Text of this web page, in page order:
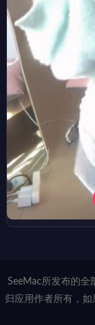
SeeMac所发布的全
归应用作者所有，